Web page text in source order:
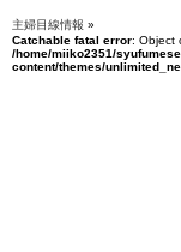
主婦目線情報 »
Catchable fatal error: Object
/home/miiko2351/
content/themes/